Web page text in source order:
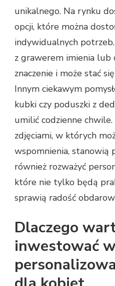
unikalnego. Na rynku
opcji, które można
indywidualnych
z grawerem imienia lub
znaczenie i może stać
Innym ciekawym
kubki czy poduszki z
umilić codzienne
zdjęciami, w których
wspomnienia, stanowią
również rozważyć
które nie tylko będą
sprawią radość
Dlaczego
inwestować